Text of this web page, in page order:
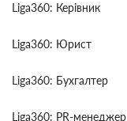
Liga360: Керівник
Liga360: Юрист
Liga360: Бухгалтер
Liga360: PR-менеджер